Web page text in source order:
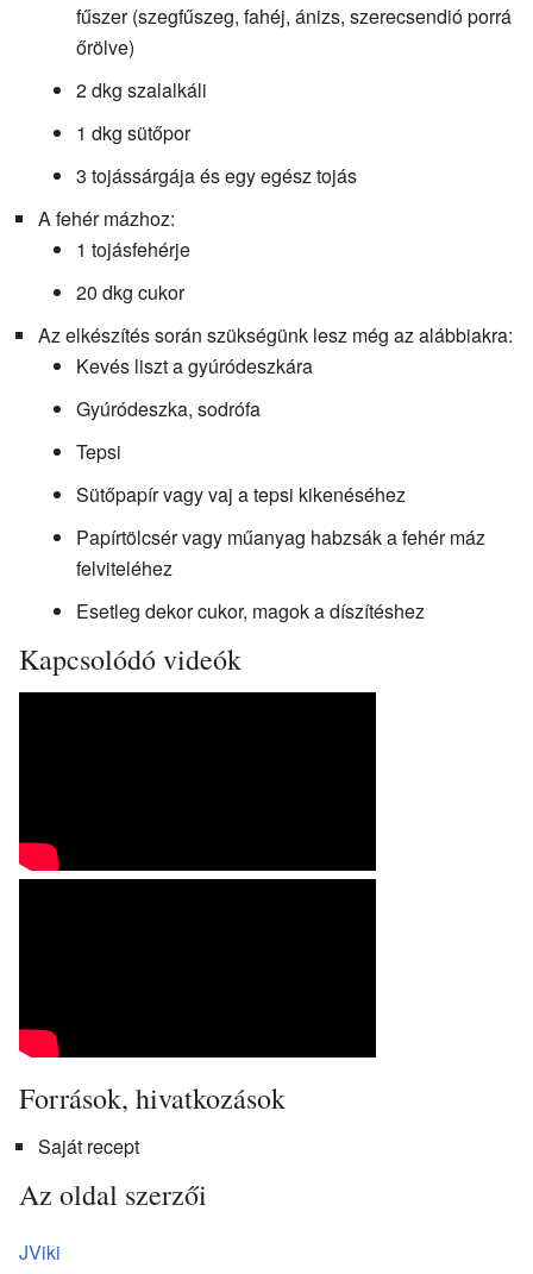
fűszer (szegfűszeg, fahéj, ánizs, szerecsendió porrá
őrölve)
2 dkg szalalkáli
1 dkg sütőpor
3 tojássárgája és egy egész tojás
A fehér mázhoz:
1 tojásfehérje
20 dkg cukor
Az elkészítés során szükségünk lesz még az alábbiakra:
Kevés liszt a gyúródeszkára
Gyúródeszka, sodrófa
Tepsi
Sütőpapír vagy vaj a tepsi kikenéséhez
Papírtölcsér vagy műanyag habzsák a fehér máz
felviteléhez
Esetleg dekor cukor, magok a díszítéshez
Kapcsolódó videók
Források, hivatkozások
Saját recept
Az oldal szerzői
JViki